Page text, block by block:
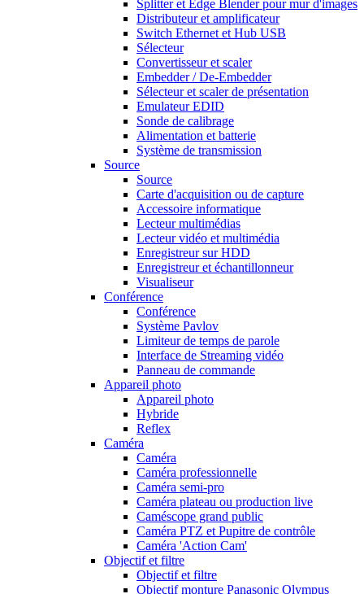
Splitter et Edge Blender pour mur d'images
Distributeur et amplificateur
Switch Ethernet et Hub USB
Sélecteur
Convertisseur et scaler
Embedder / De-Embedder
Sélecteur et scaler de présentation
Emulateur EDID
Sonde de calibrage
Alimentation et batterie
Système de transmission
Source
Source
Carte d'acquisition ou de capture
Accessoire informatique
Lecteur multimédias
Lecteur vidéo et multimédia
Enregistreur sur HDD
Enregistreur et échantillonneur
Visualiseur
Conférence
Conférence
Système Pavlov
Limiteur de temps de parole
Interface de Streaming vidéo
Panneau de commande
Appareil photo
Appareil photo
Hybride
Reflex
Caméra
Caméra
Caméra professionnelle
Caméra semi-pro
Caméra plateau ou production live
Caméscope grand public
Caméra PTZ et Pupitre de contrôle
Caméra 'Action Cam'
Objectif et filtre
Objectif et filtre
Objectif monture Panasonic Olympus